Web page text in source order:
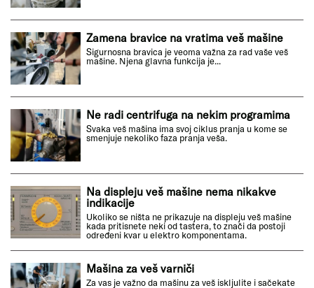
Zamena bravice na vratima veš mašine
Sigurnosna bravica je veoma važna za rad vaše veš
mašine. Njena glavna funkcija je...
Ne radi centrifuga na nekim programima
Svaka veš mašina ima svoj ciklus pranja u kome se
smenjuje nekoliko faza pranja veša.
Na displeju veš mašine nema nikakve
indikacije
Ukoliko se ništa ne prikazuje na displeju veš mašine
kada pritisnete neki od tastera, to znači da postoji
određeni kvar u elektro komponentama.
Mašina za veš varniči
Za vas je važno da mašinu za veš iskljulite i sačekate